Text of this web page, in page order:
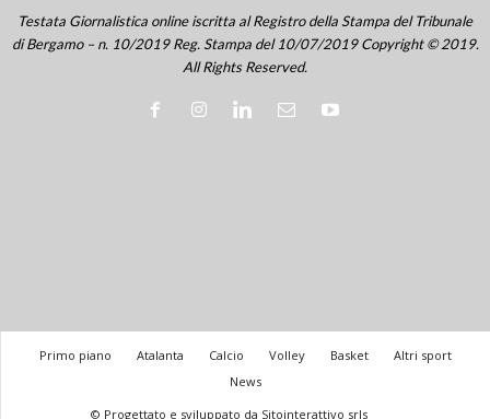
Testata Giornalistica online iscritta al Registro della Stampa del Tribunale
di Bergamo – n. 10/2019 Reg. Stampa del 10/07/2019 Copyright © 2019.
All Rights Reserved.
Primo piano Atalanta Calcio Volley Basket
Altri sport
News
© Progettato e sviluppato da Sitointerattivo srls